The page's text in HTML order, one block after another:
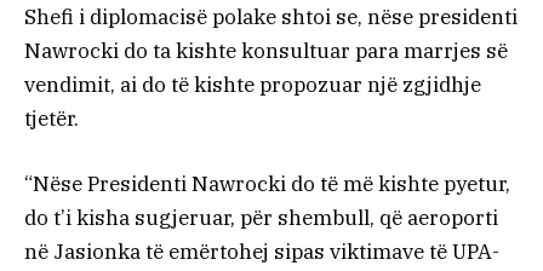
Shefi i diplomacisë polake shtoi se, nëse presidenti
Nawrocki do ta kishte konsultuar para marrjes së
vendimit, ai do të kishte propozuar një zgjidhje
tjetër.
“Nëse Presidenti Nawrocki do të më kishte pyetur,
do t’i kisha sugjeruar, për shembull, që aeroporti
në Jasionka të emërtohej sipas viktimave të UPA-